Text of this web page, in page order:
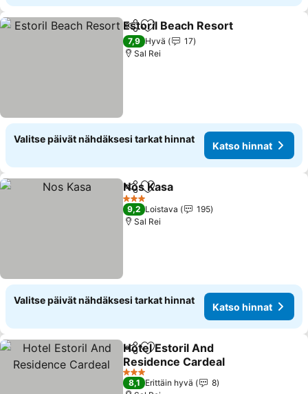
Jaa Lisää suosikkeihin
Estoril Beach Resort
7,9 Hyvä
17
Sal Rei
Valitse päivät nähdäksesi tarkat hinnat
Katso hinnat
Jaa Lisää suosikkeihin
Nos Kasa
3 Tähtiluokitus
9,2 Loistava
195
Sal Rei
Valitse päivät nähdäksesi tarkat hinnat
Katso hinnat
Jaa Lisää suosikkeihin
Hotel Estoril And
Residence Cardeal
Katso hinnat
3 Tähtiluokitus
8,1 Erittäin hyvä
8